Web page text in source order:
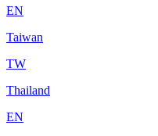
EN
Taiwan
TW
Thailand
EN